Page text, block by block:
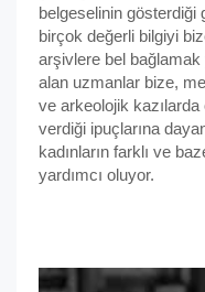
belgeselinin gösterdiği
birçok değerli bilgiyi
arşivlere bel bağlamak
alan uzmanlar bize,
ve arkeolojik kazılarda
verdiği ipuçlarına
kadınların farklı ve
yardımcı oluyor.